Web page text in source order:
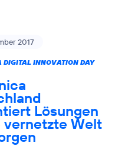
2017
DIGITAL INNOVATION DAY
Lösungen
vernetzte Welt